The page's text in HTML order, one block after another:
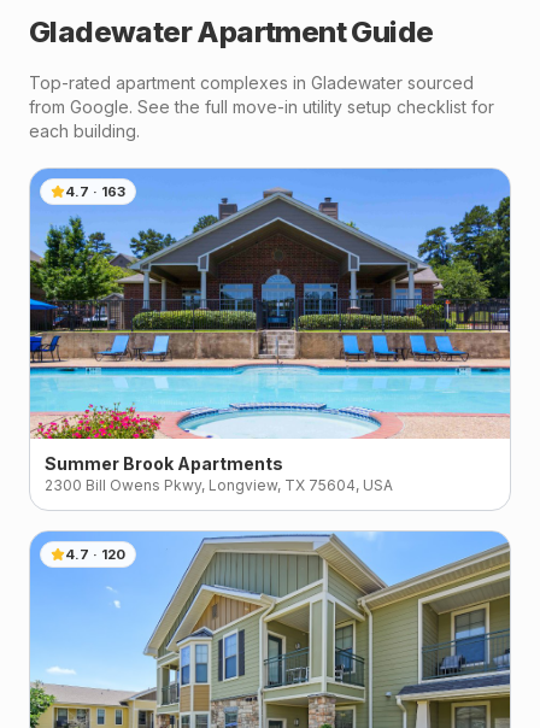
GladewaterApartment Guide
Top-rated apartment complexes in Gladewater sourced
from Google. See the full move-in utility setup checklist for
each building.
4.7 · 163
Summer Brook Apartments
2300 Bill Owens Pkwy, Longview, TX 75604, USA
4.7 · 120